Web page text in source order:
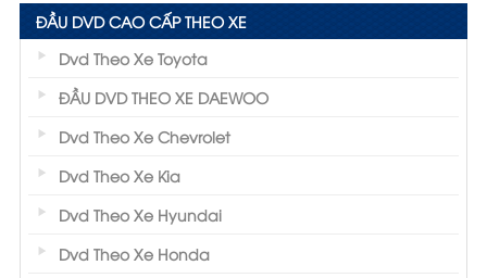
ĐẦU DVD CAO CẤP THEO XE
Dvd Theo Xe Toyota
ĐẦU DVD THEO XE DAEWOO
Dvd Theo Xe Chevrolet
Dvd Theo Xe Kia
Dvd Theo Xe Hyundai
Dvd Theo Xe Honda